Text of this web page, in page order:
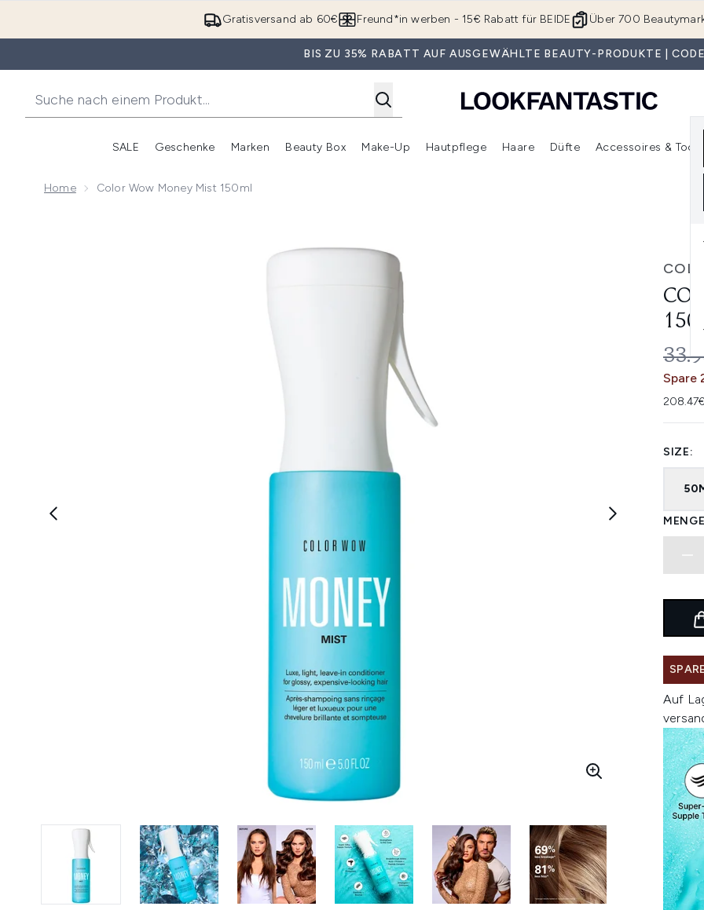
Zum Hauptinhalt springen
Gratisversand ab 60€ Über 700
Freund*in werben - 15€ Rabatt für BEIDE
BIS ZU 35% RABATT AUF AUSGEWÄHLTE BEAUTY-PRODUKTE |
SALE
Untermenü Anmelden (SALE)
Geschenke
Untermenü Anmelden (Geschenke)
Marken
Untermenü Anmelden (Marken)
Beauty Box
Untermenü Anmelden (Beauty Box)
Make-Up
Untermenü Anmelden (Make-Up)
Hautpflege
Untermenü Anmelden (Hautpflege)
Haare
Untermenü Anmelden
Düfte Accessoires & Tools
Home Color Wow Money Mist 150ml
Spare
SIZE:
Auf